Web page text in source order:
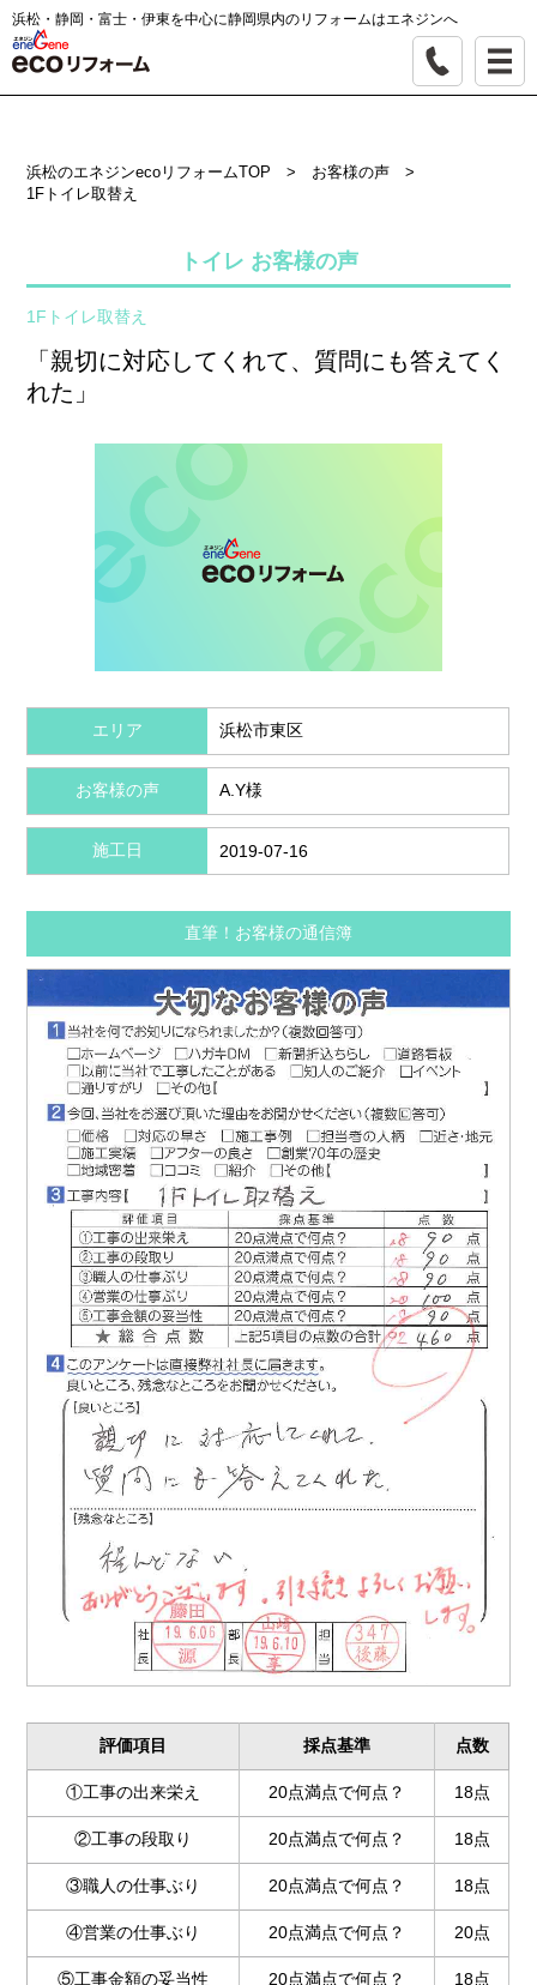
浜松・静岡・富士・伊東を中心に静岡県内のリフォームはエネジンへ
浜松のエネジンecoリフォームTOP > お客様の声 >
1Fトイレ取替え
トイレ お客様の声
1Fトイレ取替え
「親切に対応してくれて、質問にも答えてく
れた」
エリア 浜松市東区
お客様の声 A.Y様
施工日 2019-07-16
直筆！お客様の通信簿
評価項目 採点基準 点数
①工事の出来栄え 20点満点で何点？ 18点
②工事の段取り 20点満点で何点？ 18点
③職人の仕事ぶり 20点満点で何点？ 18点
④営業の仕事ぶり 20点満点で何点？ 20点
⑤工事金額の妥当性 20点満点で何点？ 18点